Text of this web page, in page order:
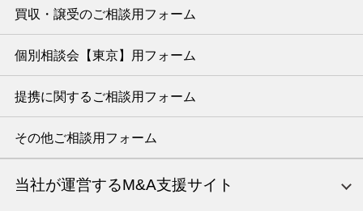
買収・譲受のご相談用フォーム
個別相談会【東京】用フォーム
提携に関するご相談用フォーム
その他ご相談用フォーム
当社が運営するM&A支援サイト